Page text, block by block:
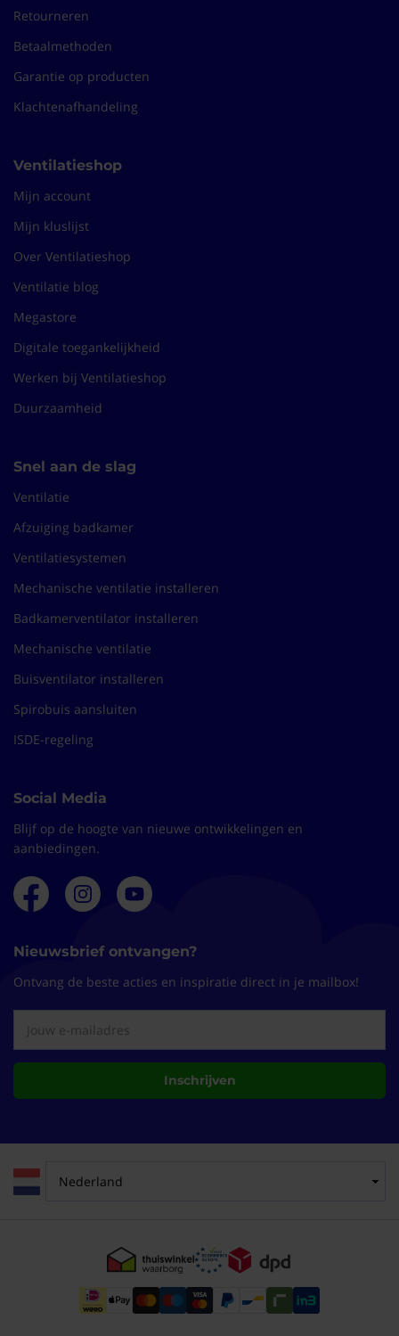
Retourneren
Betaalmethoden
Garantie op producten
Klachtenafhandeling
Ventilatieshop
Mijn account
Mijn kluslijst
Over Ventilatieshop
Ventilatie blog
Megastore
Digitale toegankelijkheid
Werken bij Ventilatieshop
Duurzaamheid
Snel aan de slag
Ventilatie
Afzuiging badkamer
Ventilatiesystemen
Mechanische ventilatie installeren
Badkamerventilator installeren
Mechanische ventilatie
Buisventilator installeren
Spirobuis aansluiten
ISDE-regeling
Social Media
Blijf op de hoogte van nieuwe ontwikkelingen en
aanbiedingen.
Nieuwsbrief ontvangen?
Ontvang de beste acties en inspiratie direct in je mailbox!
Inschrijven